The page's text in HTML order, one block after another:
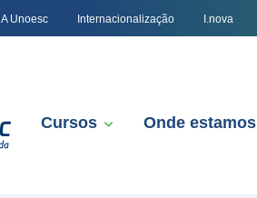
A Unoesc Internacionalização I.nova
Cursos Onde estamos